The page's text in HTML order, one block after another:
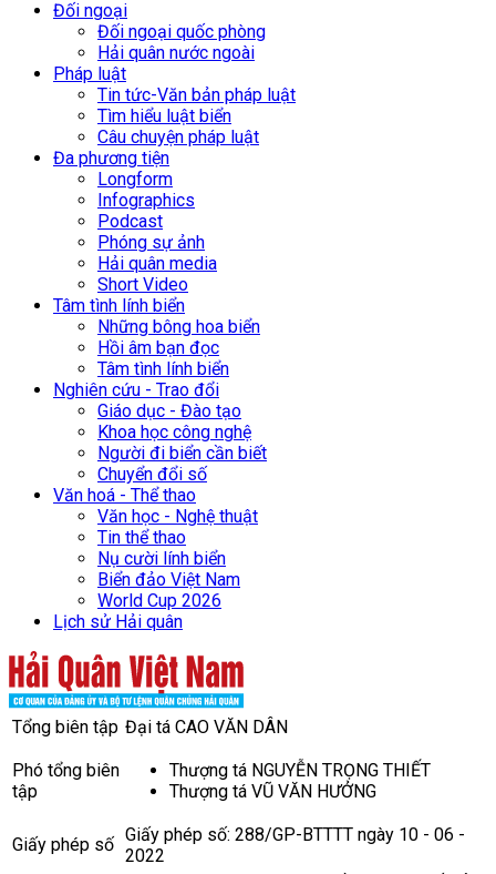
Đối ngoại
Đối ngoại quốc phòng
Hải quân nước ngoài
Pháp luật
Tin tức-Văn bản pháp luật
Tìm hiểu luật biển
Câu chuyện pháp luật
Đa phương tiện
Longform
Infographics
Podcast
Phóng sự ảnh
Hải quân media
Short Video
Tâm tình lính biển
Những bông hoa biển
Hồi âm bạn đọc
Tâm tình lính biển
Nghiên cứu - Trao đổi
Giáo dục - Đào tạo
Khoa học công nghệ
Người đi biển cần biết
Chuyển đổi số
Văn hoá - Thể thao
Văn học - Nghệ thuật
Tin thể thao
Nụ cười lính biển
Biển đảo Việt Nam
World Cup 2026
Lịch sử Hải quân
Tổng biên tập Đại tá CAO VĂN DÂN
Phó tổng biên
tập
Thượng tá NGUYỄN TRỌNG THIẾT
Thượng tá VŨ VĂN HƯỞNG
Giấy phép số Giấy phép số: 288/GP-BTTTT ngày 10 - 06 -
2022